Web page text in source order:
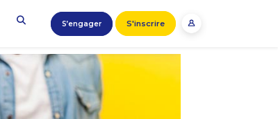
S’engager S'inscrire